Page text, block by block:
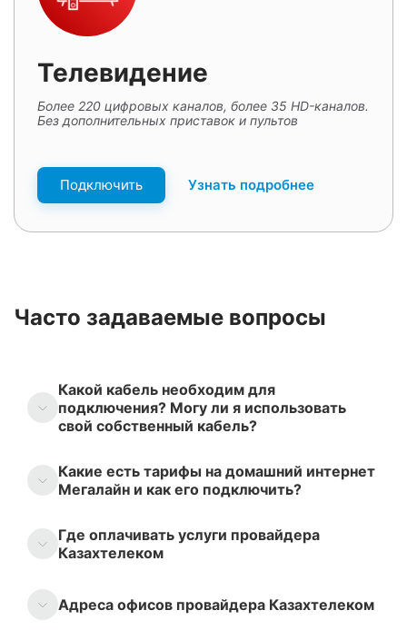
Телевидение
Более 220 цифровых каналов, более 35 HD-каналов.
Без дополнительных приставок и пультов
Подключить Узнать подробнее
Часто задаваемые вопросы
Какой кабель необходим для
подключения? Могу ли я использовать
свой собственный кабель?
Какие есть тарифы на домашний интернет
Мегалайн и как его подключить?
Где оплачивать услуги провайдера
Казахтелеком
Адреса офисов провайдера Казахтелеком